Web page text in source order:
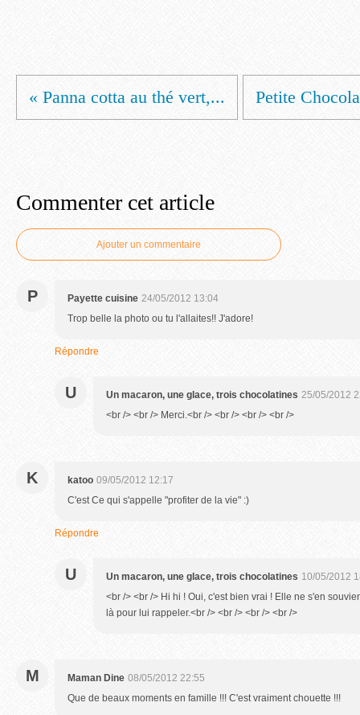
« Panna cotta au thé vert,... Petite
Commenter cet article
Ajouter un commentaire
P Payette cuisine 24/05/2012 13:04
Trop belle la photo ou tu l'allaites!! J'adore!
Répondre
U Un macaron, une glace, trois chocolatines 25/05/2012
<br /> <br /> Merci.<br /> <br /> <br /> <br />
K katoo 09/05/2012 12:17
C'est Ce qui s'appelle "profiter de la vie" :)
Répondre
U Un macaron, une glace, trois chocolatines 10/05/2012
<br /> <br /> Hi hi ! Oui, c'est bien vrai ! Elle ne s'en
là pour lui rappeler.<br /> <br /> <br /> <br />
M Maman Dine 08/05/2012 22:55
Que de beaux moments en famille !!! C'est vraiment chouette !!!